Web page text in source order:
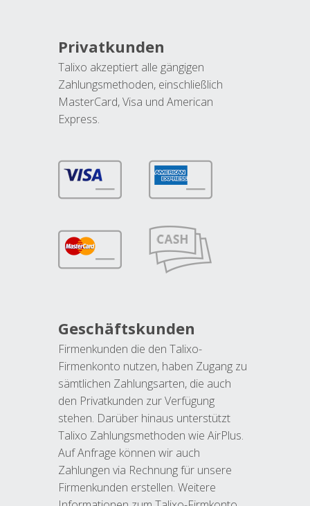
Privatkunden
Talixo akzeptiert alle gängigen
Zahlungsmethoden, einschließlich
MasterCard, Visa und American
Express.
Geschäftskunden
Firmenkunden die den Talixo-
Firmenkonto nutzen, haben Zugang zu
sämtlichen Zahlungsarten, die auch
den Privatkunden zur Verfügung
stehen. Darüber hinaus unterstützt
Talixo Zahlungsmethoden wie AirPlus.
Auf Anfrage können wir auch
Zahlungen via Rechnung für unsere
Firmenkunden erstellen. Weitere